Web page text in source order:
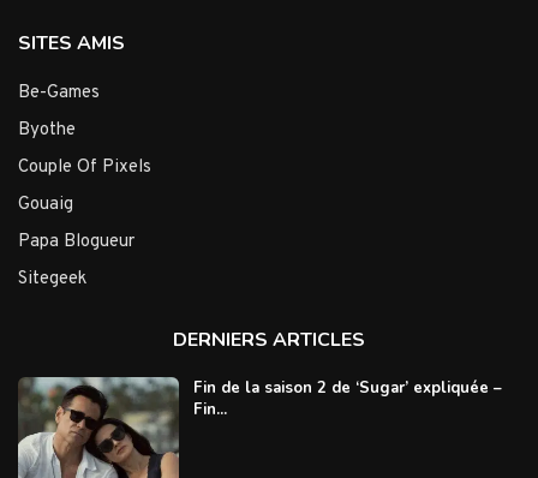
SITES AMIS
Be-Games
Byothe
Couple Of Pixels
Gouaig
Papa Blogueur
Sitegeek
DERNIERS ARTICLES
Fin de la saison 2 de ‘Sugar’ expliquée –
Fin...